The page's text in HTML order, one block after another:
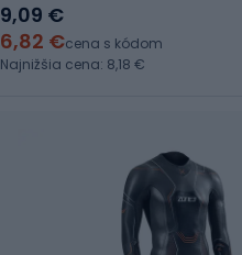
9,09 €
6,82 €cena s kódom
Najnižšia cena: 8,18 €